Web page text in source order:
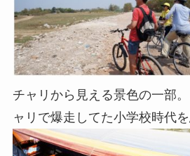
チャリから見える景色の一部
ャリで爆走してた小学校時代を